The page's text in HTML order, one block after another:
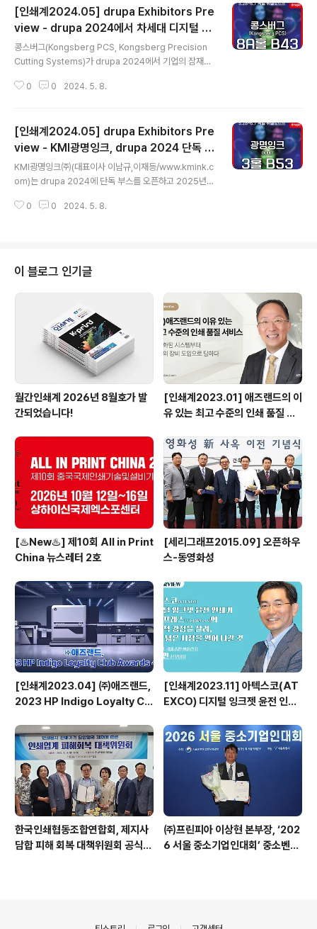
[인쇄계2024.05] drupa Exhibitors Pre
view - drupa 2024에서 차세대 디지털 커
팅 기술을 첫 공개하는 콩스버그(Kongsber
g PCS)
콩스버그(Kongsberg PCS, Kongsberg Precision
Cutting Systems)가 drupa 2024에서 기업의 잠재력
도록 개발한 최신 혁신 기술을 처음으로 공개하고, 방문객
berg Ultimate를 글로벌 전시회에서 처음으로 선보이게
될 콩스버그(Konsgebrg PCS)는 이번 행사에서 자동화
라인의 신제품과 팔레트와 커팅시스템을 활용한 생산성 향
상으로 진정한 ‘무인’ 자동화 단계를 지향하는 새로운 로봇
셀도 공개된다.Kongsberg PCS의 EMEA(유럽,중동,아
프리카) 및 APAC(아시아태평양) 지역 데이비드 프..
0 0 2024. 5. 8.
[인쇄계2024.05] drupa Exhibitors Pre
view - KMI광명잉크, drupa 2024 단독 부
스 오픈
KMI광명잉크㈜(대표이사 이남규,이재등/www.kmink.c
om)는 drupa 2024에 단독 부스를 오픈하고 2025년부
제에 대응하는 Mineral Oil Free(無용제) 잉크 전 제품
다.광명잉크 해외영업팀 김승훈 팀장은 “유럽시장은 광명
잉크에게 전략적으로 매우 중요한 시장”이라고 하면서,
“유럽 3대 메이저 잉크사를 제치고 현재 유럽 무습수 잉크
시장 점유율 1위의 마켓 리더인 광명잉크는 독일, 프랑스,
네덜란드, 스웨덴, 벨기에, 그리스 등 유럽의 다수 국가에
0 0 2024. 5. 8.
이 블로그 인기글
월간인쇄계 2026년 8월호가 발
간되었습니다!
[인쇄계2023.01] 애즈랜드의 이
유 있는 최고 수준의 인쇄 품질 서
장비 도입으로 답하다 - ㈜애즈랜
드 최현수 대표이사
[♨️New♨️] 제10회 All in Print
China 뉴스레터 2호
[세리그래프2015.09] 오픈하우
스-동영화성
[인쇄계2023.04] ㈜애즈랜드,
2023 HP Indigo Loyalty Clu
[인쇄계2023.11] 아텍스코(AT
EXCO) 디지털 잉크젯 윤전 인쇄
기능적 강점을 살려, 보다 넓은 시
장을 열어 나갈 것 - 아텍스코(AT
EXCO) 국내 총판 ㈜풀린키 강성
민 전무이사
한국인쇄협동조합연합회, 제지사
담합 피해 회복 대책위원회 공식
㈜프린피아 이상현 본부장, ‘202
6 서울 중소기업인대회’ 중소벤처